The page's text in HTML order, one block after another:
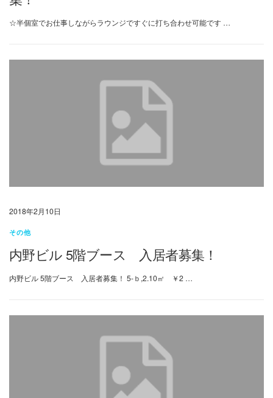
☆半個室でお仕事しながらラウンジですぐに打ち合わせ可能です …
2018年2月10日
その他
内野ビル 5階ブース 入居者募集！
内野ビル 5階ブース 入居者募集！ 5-ｂ,2.10㎡ ￥2 …